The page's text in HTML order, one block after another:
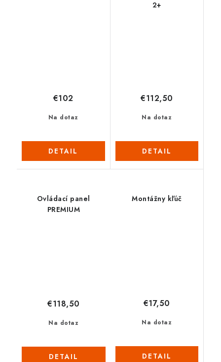
Na dotaz
€102
DETAIL
2+
Na dotaz
€112,50
DETAIL
Ovládací panel
PREMIUM
Na dotaz
€118,50
DETAIL
Montážny kľúč
Na dotaz
€17,50
DETAIL